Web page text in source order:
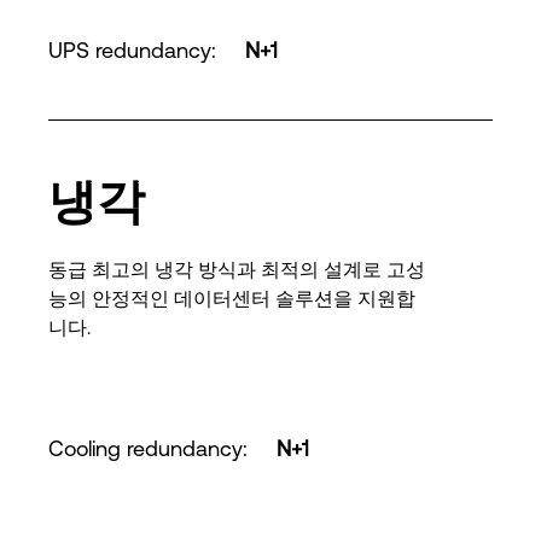
UPS redundancy: N+1
냉각
동급 최고의 냉각 방식과 최적의 설계로 고성
능의 안정적인 데이터센터 솔루션을 지원합
니다.
Cooling redundancy: N+1